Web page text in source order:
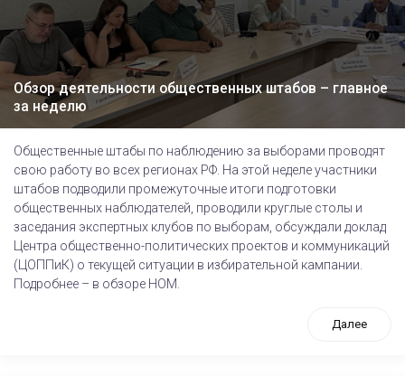
Обзор деятельности общественных штабов – главное
за неделю
Общественные штабы по наблюдению за выборами проводят
свою работу во всех регионах РФ. На этой неделе участники
штабов подводили промежуточные итоги подготовки
общественных наблюдателей, проводили круглые столы и
заседания экспертных клубов по выборам, обсуждали доклад
Центра общественно-политических проектов и коммуникаций
(ЦОППиК) о текущей ситуации в избирательной кампании.
Подробнее – в обзоре НОМ.
Далее